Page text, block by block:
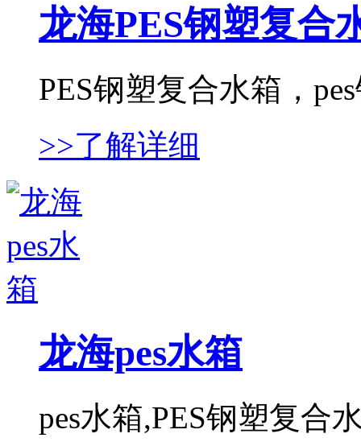
龙海PES钢塑复合
PES钢塑复合水箱，
>>了解详细
龙海pes水箱
pes水箱,PES钢塑复合